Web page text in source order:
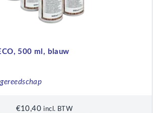
500 ml, blauw
€10,40 incl. BTW